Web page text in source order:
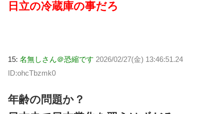
日立の冷蔵庫の事だろ
15: 名無しさん＠恐縮です 2026/02/27(金) 13:46:51.24
ID:ohcTbzmk0
年齢の問題か？